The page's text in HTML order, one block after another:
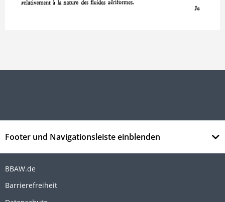
Footer und Navigationsleiste einblenden
BBAW.de
Barrierefreiheit